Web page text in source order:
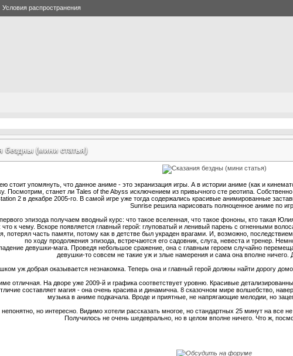
Условия распространения
бездны (мини статья)
стоит упомянуть, что данное аниме - это экранизация игры. А в истории аниме (как и
Посмотрим, станет ли Tales of the Abyss исключением из привычного сте реотипа.
2 в декабре 2005-го. В самой игре уже тогда содержались красивые анимированные
Sunrise решила нарисовать полноценное аниме по
эпизода получаем вводный курс: что такое вселенная, что такое фононы, кто такая
что к чему. Вскоре появляется главный герой: глуповатый и ленивый парень с огненными
потерял часть памяти, потому как в детстве был украден врагами. И, возможно,
по ходу продолжения эпизода, встречаются его садовник, слуга, невеста и тренер.
девушки-мага. Проведя небольшое сражение, она с главным героем случайно
девушки-то совсем не такие уж и злые намерения и сама она вполне ничего.
уж добрая оказывается незнакомка. Теперь она и главный герой должны найти дорогу
отличная. На дворе уже 2009-й и графика соответствует уровню. Красивые
составляет магия - она очень красива и динамична. 8 сказочном мире волшебство,
музыка в аниме подкачала. Вроде и приятные, не напрягающие мелодии, но
но интересно. Видимо хотели рассказать многое, но стандартных 25 минут на все
Получилось не очень шедеврально, но в целом вполне ничего. Что ж,